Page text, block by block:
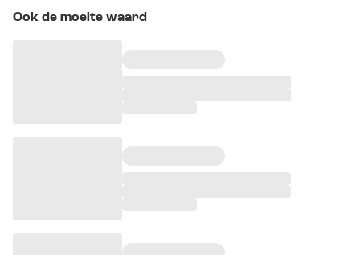
Ook de moeite waard